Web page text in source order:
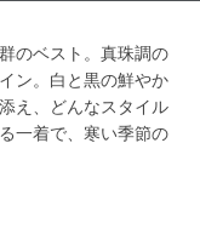
のベスト。真珠調の
ン。白と黒の鮮やか
え、どんなスタイル
一着で、寒い季節の